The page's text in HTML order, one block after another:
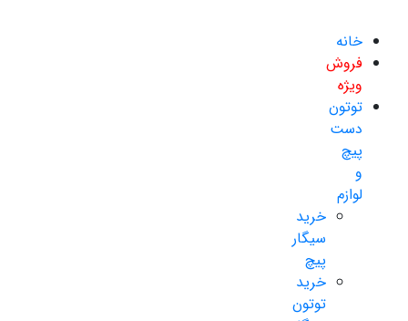
خانه
فروش
ویژه
توتون
دست
پیچ
و
لوازم
خرید
سیگار
پیچ
خرید
توتون